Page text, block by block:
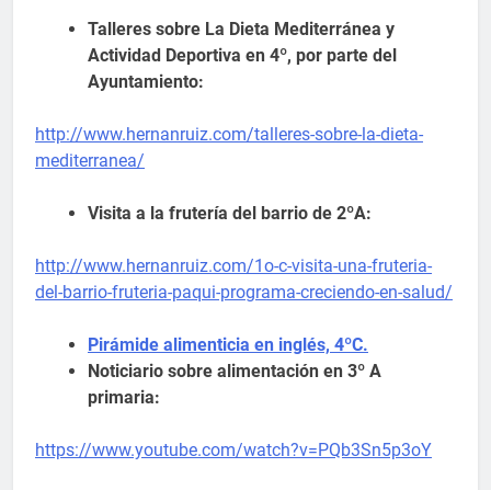
Talleres sobre La Dieta Mediterránea y
Actividad Deportiva en 4º, por parte del
Ayuntamiento:
http://www.hernanruiz.com/talleres-sobre-la-dieta-
mediterranea/
Visita a la frutería del barrio de 2ºA:
http://www.hernanruiz.com/1o-c-visita-una-fruteria-
del-barrio-fruteria-paqui-programa-creciendo-en-salud/
Pirámide alimenticia en inglés, 4ºC.
Noticiario sobre alimentación en 3º A
primaria:
https://www.youtube.com/watch?v=PQb3Sn5p3oY